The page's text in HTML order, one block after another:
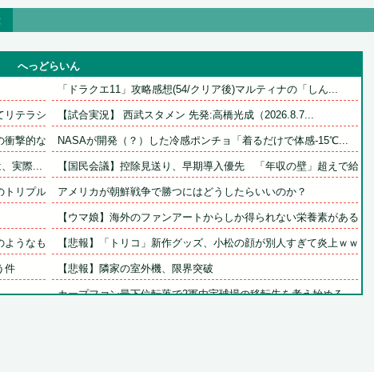
へっどらいん
リテラシー...
衝撃的な接...
実際...
トリプルコ...
うなも...
件
き下ろ...
「ドラクエ11」攻略感想(54/クリア後)マルティナの「しん...
【試合実況】 西武スタメン 先発:高橋光成（2026.8.7...
NASAが開発（？）した冷感ポンチョ「着るだけで体感-15℃...
【国民会議】控除見送り、早期導入優先　「年収の壁」超えで給付...
アメリカが朝鮮戦争で勝つにはどうしたらいいのか？
【ウマ娘】海外のファンアートからしか得られない栄養素がある。...
【悲報】「トリコ」新作グッズ、小松の顔が別人すぎて炎上ｗｗｗ...
【悲報】隣家の室外機、限界突破
カープファン最下位転落で2軍由宇球場の移転先を考え始める。